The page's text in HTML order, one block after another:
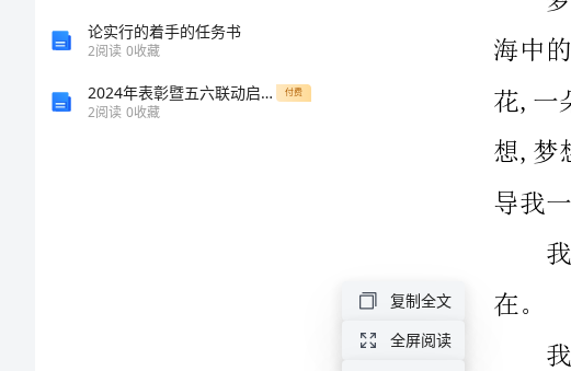
论实行的着手的任务书
2阅读 0收藏
2024年表彰暨五六联动启动主持词模板 付费
2阅读 0收藏
复制全文
全屏阅读